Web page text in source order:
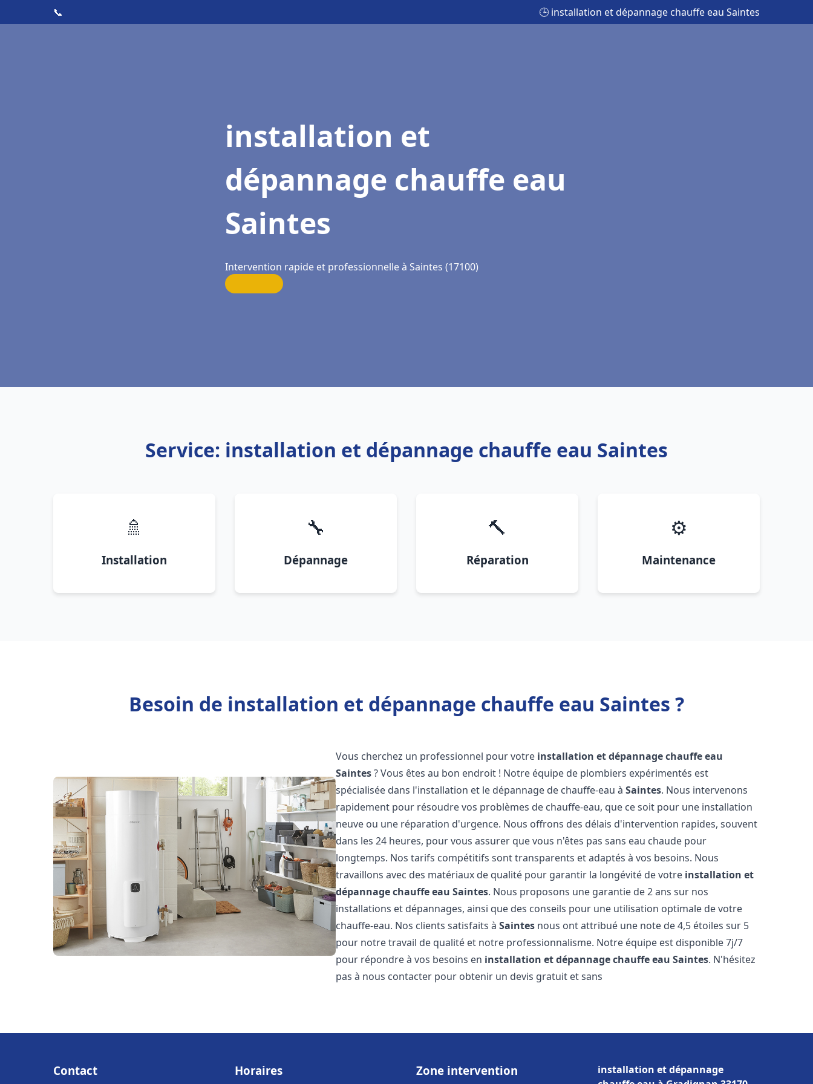
📞 🕒 installation et dépannage chauffe eau Saintes
installation et
dépannage chauffe eau
Saintes
Intervention rapide et professionnelle à Saintes (17100)
Service: installation et dépannage chauffe eau Saintes
🚿
Installation
🔧
Dépannage
🔨
Réparation
⚙️
Maintenance
Besoin de installation et dépannage chauffe eau Saintes ?
Vous cherchez un professionnel pour votre installation et dépannage chauffe eau
Saintes? Vous êtes au bon endroit ! Notre équipe de plombiers expérimentés est
spécialisée dans l'installation et le dépannage de chauffe-eau àSaintes. Nous intervenons
rapidement pour résoudre vos problèmes de chauffe-eau, que ce soit pour une installation
neuve ou une réparation d'urgence. Nous offrons des délais d'intervention rapides, souvent
dans les 24 heures, pour vous assurer que vous n'êtes pas sans eau chaude pour
longtemps. Nos tarifs compétitifs sont transparents et adaptés à vos besoins. Nous
travaillons avec des matériaux de qualité pour garantir la longévité de votre installation et
dépannage chauffe eau Saintes. Nous proposons une garantie de 2 ans sur nos
installations et dépannages, ainsi que des conseils pour une utilisation optimale de votre
chauffe-eau. Nos clients satisfaits àSaintes nous ont attribué une note de 4,5 étoiles sur 5
pour notre travail de qualité et notre professionnalisme. Notre équipe est disponible 7j/7
pour répondre à vos besoins en installation et dépannage chauffe eau Saintes. N'hésitez
pas à nous contacter pour obtenir un devis gratuit et sans
Contact Horaires Zone intervention
installation et dépannage